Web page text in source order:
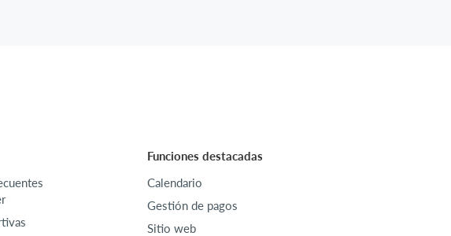
Funciones destacadas
Calendario
Gestión de pagos
Sitio web